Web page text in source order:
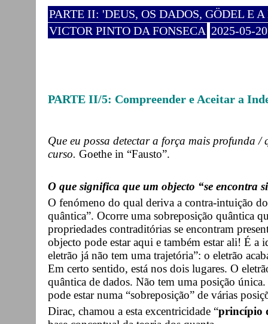
PARTE II: 'DEUS, OS DADOS, GÖDEL E
VICTOR PINTO DA FONSECA 2025-05-20
PARTE II/5: Compreender e Aceitar a
Que eu possa detectar a força mais profunda
curso. Goethe in “Fausto”.
O que significa que um objecto “se encontra
O fenómeno do qual deriva a contra-intuição
quântica”. Ocorre uma sobreposição quântica
propriedades contraditórias se encontram
objecto pode estar aqui e também estar ali! É a
eletrão já não tem uma trajetória”: o eletrão
Em certo sentido, está nos dois lugares. O
quântica de dados. Não tem uma posição
pode estar numa “sobreposição” de várias
Dirac, chamou a esta excentricidade “princípio